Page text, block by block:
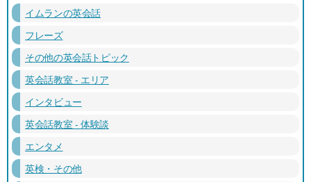
イムランの英会話
フレーズ
その他の英会話トピック
英会話教室 - エリア
インタビュー
英会話教室 - 体験談
エンタメ
英検・その他